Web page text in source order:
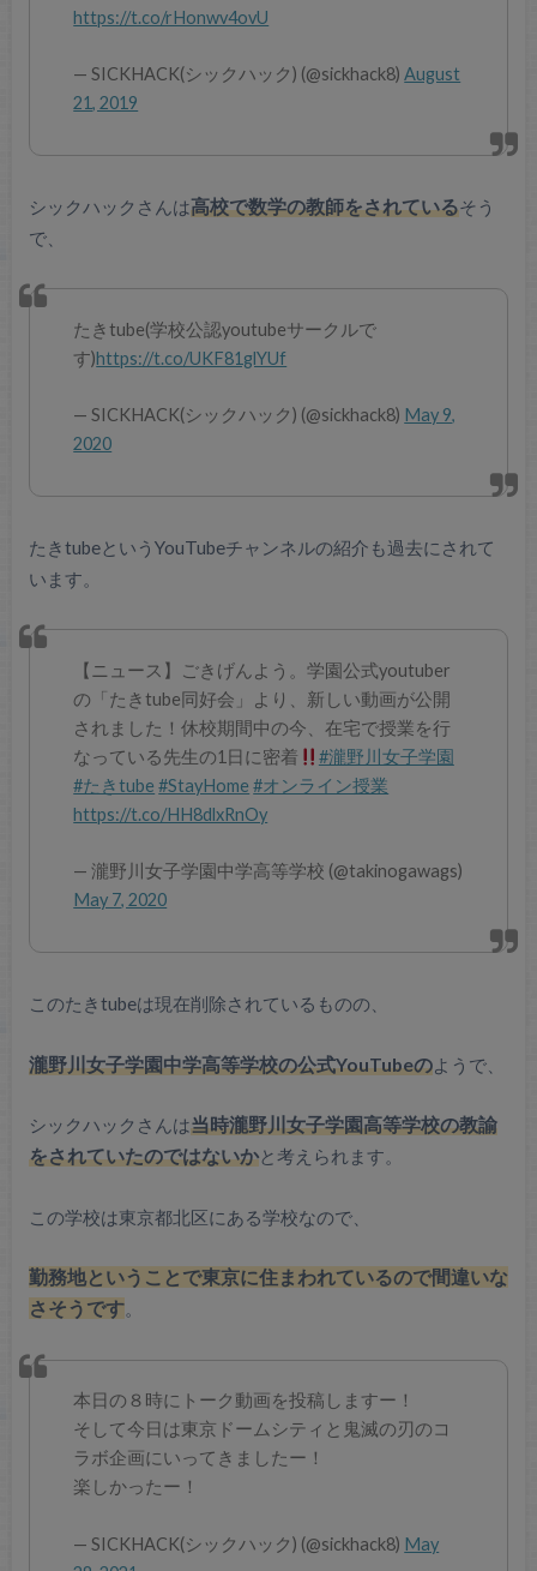
https://t.co/rHonwv4ovU
— SICKHACK(シックハック) (@sickhack8)August
21, 2019
シックハックさんは高校で数学の教師をされているそう
で、
たきtube(学校公認youtubeサークルで
す)https://t.co/UKF81glYUf
— SICKHACK(シックハック) (@sickhack8) May 9,
2020
たきtubeというYouTubeチャンネルの紹介も過去にされて
います。
【ニュース】ごきげんよう。学園公式youtuber
の「たきtube同好会」より、新しい動画が公開
されました！休校期間中の今、在宅で授業を行
なっている先生の1日に密着
#瀧野川女子学園
#たきtube #StayHome #オンライン授業
https://t.co/HH8dlxRnOy
— 瀧野川女子学園中学高等学校 (@takinogawags)
May 7, 2020
このたきtubeは現在削除されているものの、
瀧野川女子学園中学高等学校の公式YouTubeのようで、
シックハックさんは当時瀧野川女子学園高等学校の教諭
をされていたのではないかと考えられます。
この学校は東京都北区にある学校なので、
勤務地ということで東京に住まわれているので間違いな
さそうです。
本日の８時にトーク動画を投稿しますー！
そして今日は東京ドームシティと鬼滅の刃のコ
ラボ企画にいってきましたー！
楽しかったー！
— SICKHACK(シックハック) (@sickhack8) May